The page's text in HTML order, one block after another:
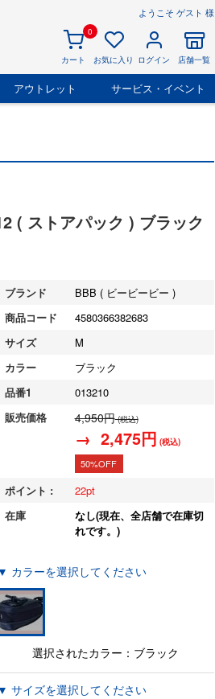
ようこそ ゲスト 様
0
カート お気に入り ログイン 店舗一覧
アウトレット サービス・イベント
( ストアパック ) ブラック
ブランド
BBB ( ビービービー )
商品コード
4580366382683
サイズ
M
カラー
ブラック
品番1
013210
販売価格
4,950円(税込)
→ 2,475円 (税込)
50%OFF
ポイント :
22
在庫
なし(現在、全店舗で在庫切
れです。)
▼ カラーを選択してください
選択されたカラー：ブラック
▼ サイズを選択してください